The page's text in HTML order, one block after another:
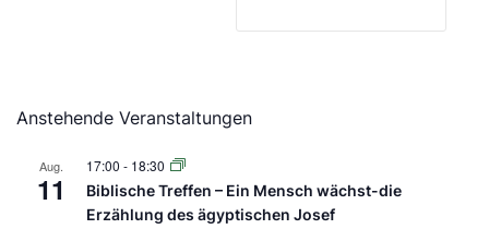
Anstehende Veranstaltungen
Aug.
11
17:00 - 18:30
Biblische Treffen – Ein Mensch wächst-die
Erzählung des ägyptischen Josef